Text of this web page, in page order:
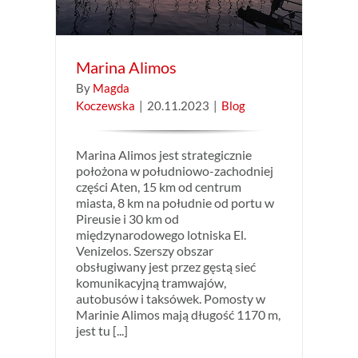
Marina Alimos
By Magda
Koczewska | 20.11.2023 | Blog
Marina Alimos jest strategicznie
położona w południowo-zachodniej
części Aten, 15 km od centrum
miasta, 8 km na południe od portu w
Pireusie i 30 km od
międzynarodowego lotniska El.
Venizelos. Szerszy obszar
obsługiwany jest przez gęstą sieć
komunikacyjną tramwajów,
autobusów i taksówek. Pomosty w
Marinie Alimos mają długość 1170 m,
jest tu [...]